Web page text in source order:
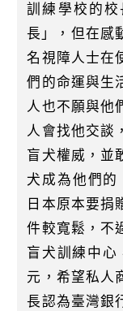
訓練學校的
長」，但在感
名視障人士在
們的命運與生
人也不願與他
人會找他交談
盲犬權威，並
犬成為他們的
日本原本要捐
件較寬鬆，不
盲犬訓練中心
元，希望私人
長認為臺灣銀